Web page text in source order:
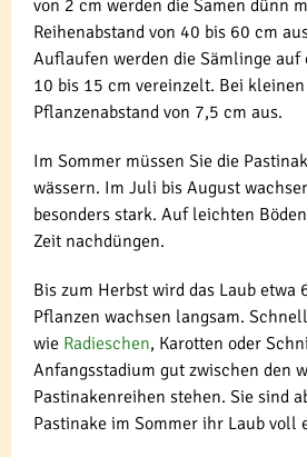
von 2 cm werden die Samen dünn
Reihenabstand von 40 bis 60 cm
Auflaufen werden die Sämlinge auf
10 bis 15 cm vereinzelt. Bei
Pflanzenabstand von 7,5 cm aus.
Im Sommer müssen Sie die
wässern. Im Juli bis August
besonders stark. Auf leichten
Zeit nachdüngen.
Bis zum Herbst wird das Laub etwa
Pflanzen wachsen langsam.
wie Radieschen, Karotten oder
Anfangsstadium gut zwischen den
Pastinakenreihen stehen. Sie sind
Pastinake im Sommer ihr Laub voll